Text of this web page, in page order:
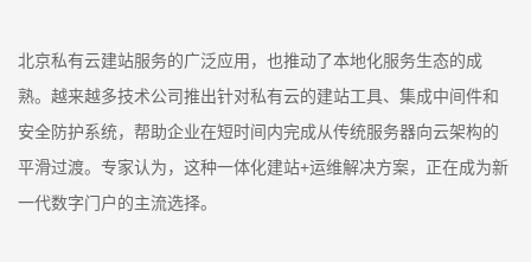
北京私有云建站服务的广泛应用，也推动了本地化服务生态的成
熟。越来越多技术公司推出针对私有云的建站工具、集成中间件和
安全防护系统，帮助企业在短时间内完成从传统服务器向云架构的
平滑过渡。专家认为，这种一体化建站+运维解决方案，正在成为新
一代数字门户的主流选择。